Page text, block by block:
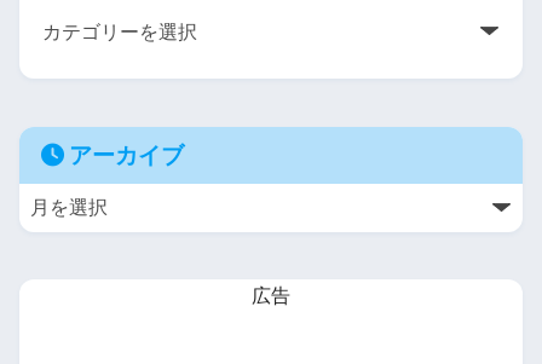
アーカイブ
広告